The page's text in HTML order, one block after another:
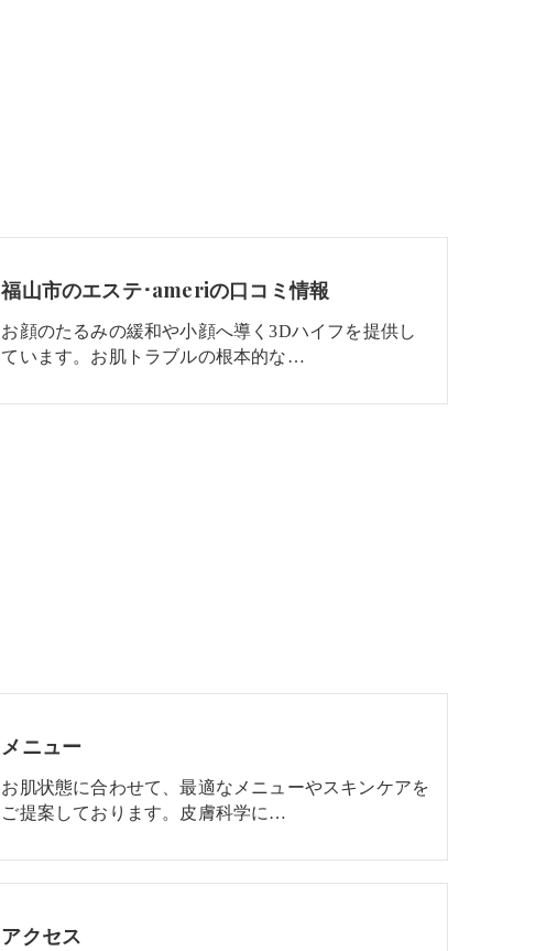
福山市のエステ･ameriの口コミ情報
お顔のたるみの緩和や小顔へ導く3Dハイフを提供し
ています。お肌トラブルの根本的な…
メニュー
お肌状態に合わせて、最適なメニューやスキンケアを
ご提案しております。皮膚科学に…
アクセス